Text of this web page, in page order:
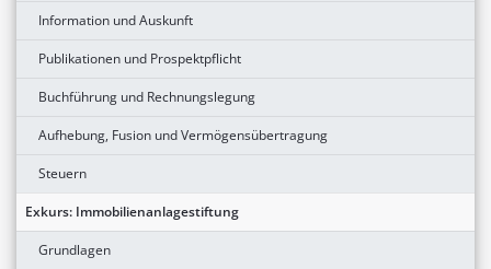
Information und Auskunft
Publikationen und Prospektpflicht
Buchführung und Rechnungslegung
Aufhebung, Fusion und Vermögensübertragung
Steuern
Exkurs: Immobilienanlagestiftung
Grundlagen